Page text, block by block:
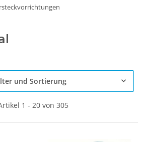
und Sortierung
1 - 20 von 305